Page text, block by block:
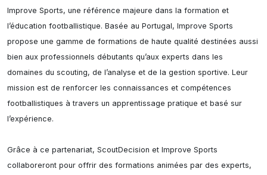
Improve Sports, une référence majeure dans la formation et
l’éducation footballistique. Basée au Portugal, Improve Sports
propose une gamme de formations de haute qualité destinées aussi
bien aux professionnels débutants qu’aux experts dans les
domaines du scouting, de l’analyse et de la gestion sportive. Leur
mission est de renforcer les connaissances et compétences
footballistiques à travers un apprentissage pratique et basé sur
l’expérience.
Grâce à ce partenariat, ScoutDecision et Improve Sports
collaboreront pour offrir des formations animées par des experts,